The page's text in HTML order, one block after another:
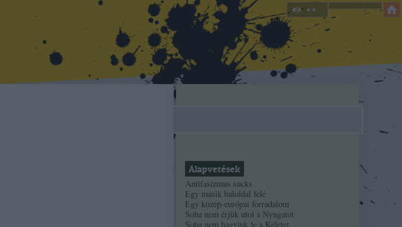
Alapvetések
Antifasizmus sucks
Egy másik baloldal felé
Egy közép-európai forradalom
Soha nem érjük utol a Nyugatot
Soha nem hagyjuk le a Keletet